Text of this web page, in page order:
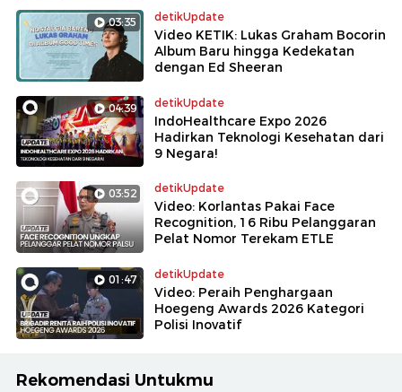
03:35 detikUpdate
Video KETIK: Lukas Graham Bocorin
Album Baru hingga Kedekatan
dengan Ed Sheeran
04:39 detikUpdate
IndoHealthcare Expo 2026
Hadirkan Teknologi Kesehatan dari
9 Negara!
03:52 detikUpdate
Video: Korlantas Pakai Face
Recognition, 16 Ribu Pelanggaran
Pelat Nomor Terekam ETLE
01:47 detikUpdate
Video: Peraih Penghargaan
Hoegeng Awards 2026 Kategori
Polisi Inovatif
Rekomendasi Untukmu